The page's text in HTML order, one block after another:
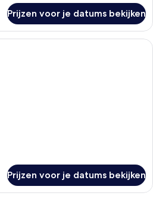
Prijzen voor je datums bekijken
Een hotelkamer met een bed, een
Prijzen voor je datums bekijken